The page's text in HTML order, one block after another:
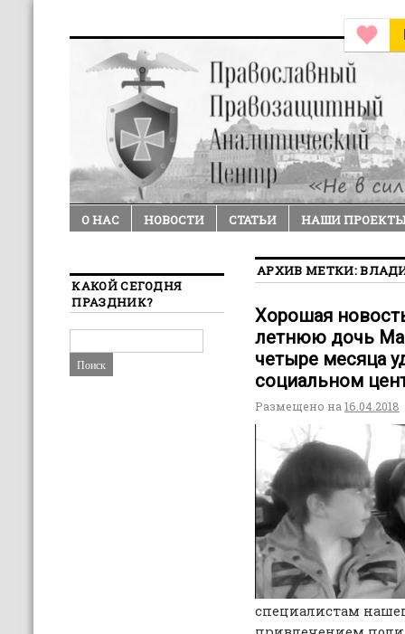
О НАС НОВОСТИ СТАТЬИ НАШИ
АРХИВ МЕТКИ:
Хорошая
летнюю дочь
четыре месяца
социальном
Размещено на 16.04.2018
специалистам
КАКОЙ СЕГОДНЯ
ПРАЗДНИК?